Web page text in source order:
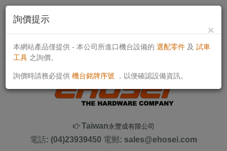
目前線上客戶：608人 TWD
Taiwan永豐成有限公司
電話: (04)23939450 電郵: sales@ehosei.com
詢價提示
×
本網站產品僅提供 - 本公司所進口機台設備的 選配零件 及 試車
工具 之詢價。
詢價時請務必提供 機台銘牌序號 ，以便確認設備資訊。